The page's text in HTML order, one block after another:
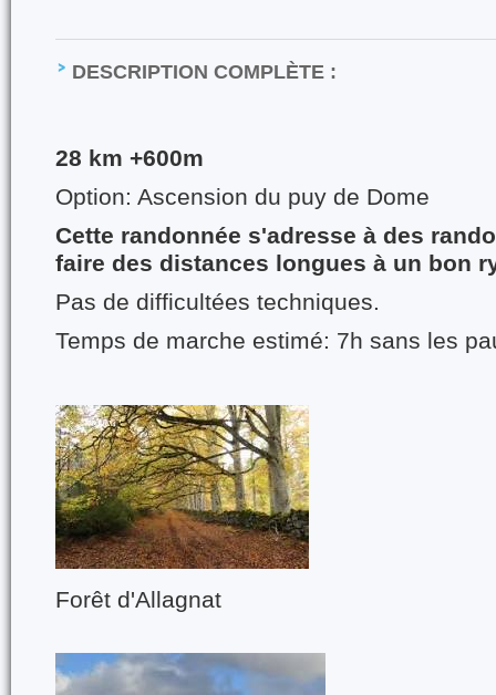
DESCRIPTION COMPLÈTE :
28 km +600m
Option: Ascension du puy de Dome
Cette randonnée s'adresse à des
faire des distances longues à un bon
Pas de difficultées techniques.
Temps de marche estimé: 7h sans les
Forêt d'Allagnat